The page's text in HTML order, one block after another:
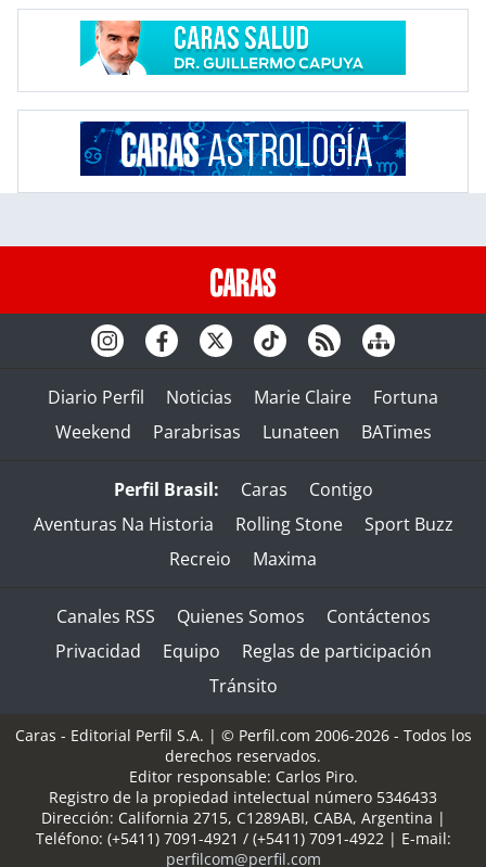
Diario Perfil Noticias Marie Claire
Fortuna
Weekend
Parabrisas Lunateen BATimes
Perfil Brasil: Caras
Contigo
Aventuras Na Historia
Rolling Stone
Sport Buzz
Recreio
Maxima
Canales RSS Quienes Somos
Contáctenos
Privacidad
Equipo
Reglas de participación
Tránsito
Caras - Editorial Perfil S.A. | © Perfil.com 2006-2026 - Todos los
derechos reservados.
Editor responsable: Carlos Piro.
Registro de la propiedad intelectual número 5346433
Dirección: California 2715, C1289ABI, CABA, Argentina |
Teléfono: (+5411) 7091-4921 / (+5411) 7091-4922| E-mail:
perfilcom@perfil.com